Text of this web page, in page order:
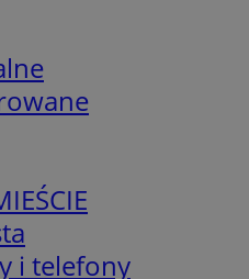
i telefony